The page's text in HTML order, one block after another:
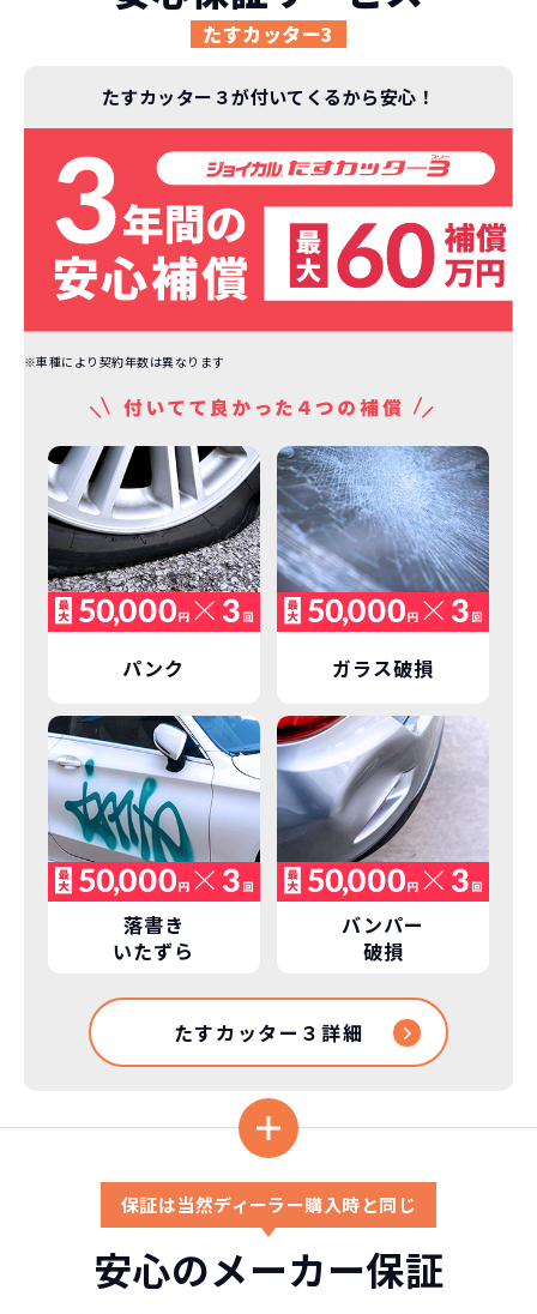
高残価設定を実現！
低価格が可能に！
ジョイカルジャパンが今まで培ってきた
ノウハウを集約することでこの「超高残
価設定」を実現しました。
また特定の車両に絞ることによりこの価
格設定が可能となりました。
お車を返却いただく
必要があるため
通常のカーリースの場合、そのまま継続
して乗るか、購入するかなどを選べます。
しかし、NORIDOKIの場合は、車両を必
とで「超低価格」を実現しています。
故障リスクが非常に低い
3年以内の契約なので、故障リスクが非常
に少なくなります。例え故障してもメーカ
ー保証があるから安心です。
契約リスクが少ない
ライフスタイルに合わせたお車の選択が
えるなど。その時その時の状況に合わせ
か？
新型の新車に 定期的に乗換
車はだいたい３年くらいで飽きると言わ
れています。
もちろん、その人によりますが、最新型
車に常に乗り続けられるのは気持ちよ
く、人にも自慢できます！
新車購入時の税金や
諸費用などが不要
用｣や「各種税金」は車両本体以外にかか
ります。
コミコミ
維持にかかる、毎年の｢自動車税｣はコミ
コミ。3年契約なので通常車検時にかかる
｢自動車重量税｣、｢自賠責保険料｣「整備
料」などが不要となります。
たすカッター3
たすカッター３が付いてくるから安心！
※車種により契約年数は異なります
パンク ガラス破損
落書き
いたずら
バンパー
破損
たすカッター３詳細
保証は当然ディーラー購入時と同じ
安心のメーカー保証